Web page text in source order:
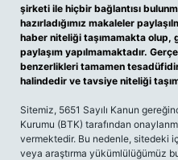
şirketi ile hiçbir bağlantısı
hazırladığımız makaleler
haber niteliği taşımamakta olup,
paylaşım yapılmamaktadır.
benzerlikleri tamamen
halindedir ve tavsiye niteliği
Sitemiz, 5651 Sayılı Kanun
Kurumu (BTK) tarafından
vermektedir. Bu nedenle, sitedeki
veya araştırma yükümlülüğümüz